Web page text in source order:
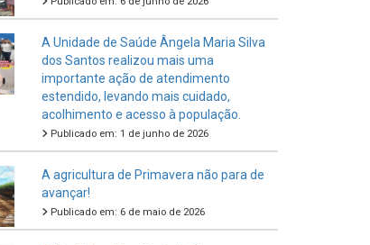
A Unidade de Saúde Ângela Maria Silva
dos Santos realizou mais uma
importante ação de atendimento
estendido, levando mais cuidado,
acolhimento e acesso à população.
Publicado em: 1 de junho de 2026
A agricultura de Primavera não para de
avançar!
Publicado em: 6 de maio de 2026